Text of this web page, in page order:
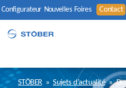
Configurateur Nouvelles Foires Contact
STÖBER » Sujets d’actualité »